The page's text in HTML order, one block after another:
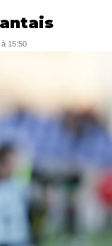
à 15:50